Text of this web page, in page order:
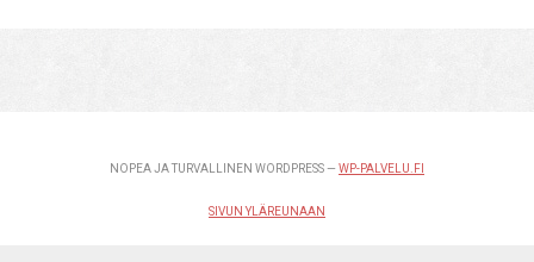
NOPEA JA TURVALLINEN WORDPRESS — WP-PALVELU.FI
SIVUN YLÄREUNAAN